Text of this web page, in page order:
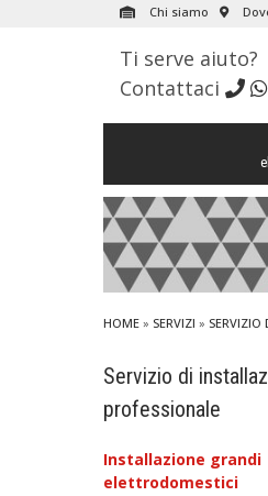
Chi siamo
Ti serve aiuto?
Contattaci
HOME» SERVIZI » SERVIZIO
Servizio di
professionale
Installazione grandi
elettrodomestici